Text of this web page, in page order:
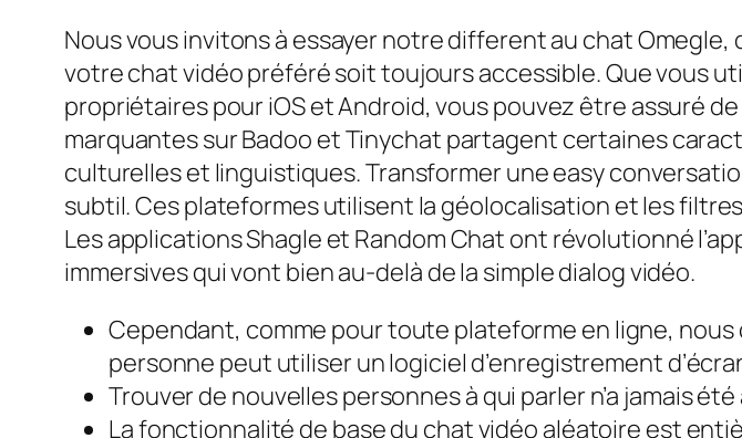
Nous vous invitons à essayer notre different au chat
votre chat vidéo préféré soit toujours accessible. Que vous
propriétaires pour iOS et Android, vous pouvez être assuré
marquantes sur Badoo et Tinychat partagent certaines
culturelles et linguistiques. Transformer une easy
subtil. Ces plateformes utilisent la géolocalisation et les
Les applications Shagle et Random Chat ont révolutionné
immersives qui vont bien au-delà de la simple dialog vidéo.
Cependant, comme pour toute plateforme en ligne,
personne peut utiliser un logiciel d’enregistrement
Trouver de nouvelles personnes à qui parler n’a jamais
La fonctionnalité de base du chat vidéo aléatoire est